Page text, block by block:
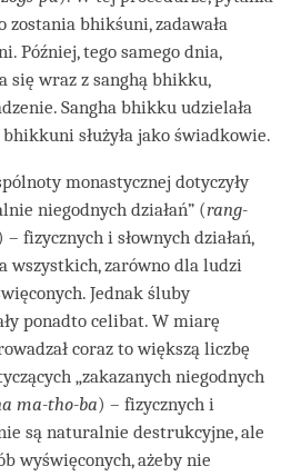
bhikśuni, zadawała
Później, tego samego dnia,
się wraz z sanghą bhikku,
Sangha bhikku udzielała
służyła jako świadkowie.
monastycznej dotyczyły
niegodnych działań” (rang-
– fizycznych i słownych działań,
wszystkich, zarówno dla ludzi
Jednak śluby
ponadto celibat. W miarę
coraz to większą liczbę
„zakazanych niegodnych
ma-tho-ba) – fizycznych i
są naturalnie destrukcyjne, ale
wyświęconych, ażeby nie